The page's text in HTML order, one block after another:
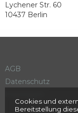
Lychener Str. 60
10437 Berlin
AGB
Datenschutz
Cookies und
Bereitstellung